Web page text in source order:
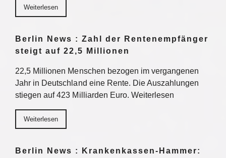
Weiterlesen
Berlin News : Zahl der Rentenempfänger
steigt auf 22,5 Millionen
22,5 Millionen Menschen bezogen im vergangenen
Jahr in Deutschland eine Rente. Die Auszahlungen
stiegen auf 423 Milliarden Euro. Weiterlesen
Weiterlesen
Berlin News : Krankenkassen-Hammer: